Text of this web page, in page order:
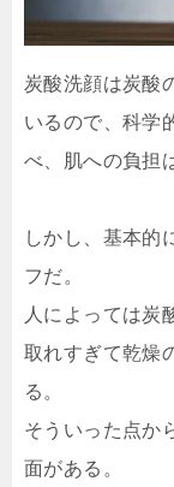
炭酸洗顔は炭酸
いるので、科学
べ、肌への負担
しかし、基本的
フだ。
人によっては炭
取れすぎて乾燥
る。
そういった点か
面がある。